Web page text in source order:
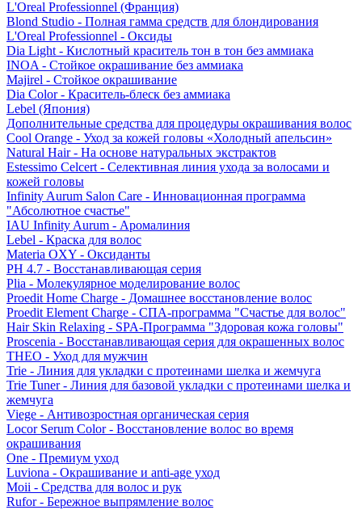
L'Oreal Professionnel (Франция)
Blond Studio - Полная гамма средств для блондирования
L'Oreal Professionnel - Оксиды
Dia Light - Кислотный краситель тон в тон без аммиака
INOA - Стойкое окрашивание без аммиака
Majirel - Стойкое окрашивание
Dia Color - Краситель-блеск без аммиака
Lebel (Япония)
Дополнительные средства для процедуры окрашивания волос
Cool Orange - Уход за кожей головы «Холодный апельсин»
Natural Hair - На основе натуральных экстрактов
Estessimo Celcert - Селективная линия ухода за волосами и
кожей головы
Infinity Aurum Salon Care - Инновационная программа
"Абсолютное счастье"
IAU Infinity Aurum - Аромалиния
Lebel - Краска для волос
Materia OXY - Оксиданты
PH 4.7 - Восстанавливающая серия
Plia - Молекулярное моделирование волос
Proedit Home Charge - Домашнее восстановление волос
Proedit Element Charge - СПА-программа "Счастье для волос"
Hair Skin Relaxing - SPA-Программа "Здоровая кожа головы"
Proscenia - Восстанавливающая серия для окрашенных волос
THEO - Уход для мужчин
Trie - Линия для укладки с протеинами шелка и жемчуга
Trie Tuner - Линия для базовой укладки с протеинами шелка и
жемчуга
Viege - Антивозростная органическая серия
Locor Serum Color - Восстановление волос во время
окрашивания
One - Премиум уход
Luviona - Окрашивание и anti-age уход
Moii - Средства для волос и рук
Rufor - Бережное выпрямление волос